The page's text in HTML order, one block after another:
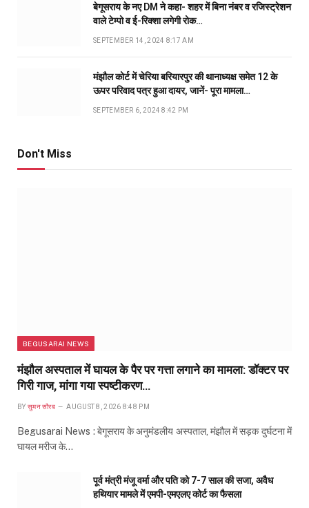
बेगूसराय के नए DM ने कहा- शहर में बिना नंबर व रजिस्ट्रेशन
वाले टेम्पो व ई-रिक्शा लगेगी रोक…
SEPTEMBER 14, 2024 8:17 AM
मंझौल कोर्ट में चेरिया बरियारपुर की थानाध्यक्ष समेत 12 के
ऊपर परिवाद पत्र हुआ दायर, जानें- पूरा मामला…
SEPTEMBER 6, 2024 8:42 PM
Don't Miss
BEGUSARAI NEWS
मंझौल अस्पताल में घायल के पैर पर गत्ता लगाने का मामला: डॉक्टर पर
गिरी गाज, मांगा गया स्पष्टीकरण…
BY सुमन सौरब AUGUST 8, 2026 8:48 PM
Begusarai News : बेगूसराय के अनुमंडलीय अस्पताल, मंझौल में सड़क दुर्घटना में
घायल मरीज के…
पूर्व मंत्री मंजू वर्मा और पति को 7-7 साल की सजा, अवैध
हथियार मामले में एमपी-एमएलए कोर्ट का फैसला